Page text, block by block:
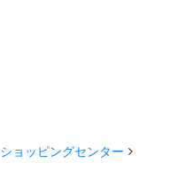
ショッピングセンター